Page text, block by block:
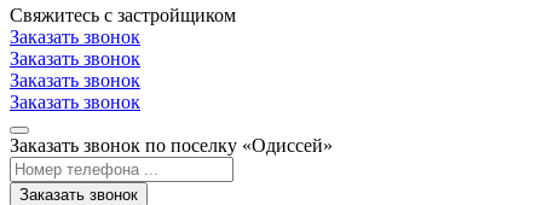
Свяжитесь с застройщиком
Заказать звонок
Заказать звонок
Заказать звонок
Заказать звонок
Заказать звонок по поселку «Одиссей»
Заказать звонок